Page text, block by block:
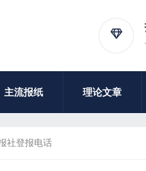
主流报纸 理论文章
社登报电话